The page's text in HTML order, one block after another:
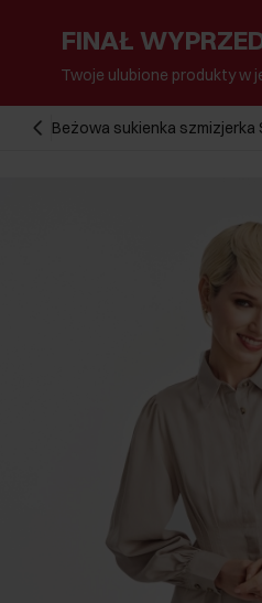
FINAŁ
Twoje ulubione produkty w
Beżowa sukienka szmizjerka